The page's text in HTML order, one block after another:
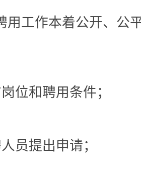
用工作本着公开、公
位和聘用条件；
员提出申请；